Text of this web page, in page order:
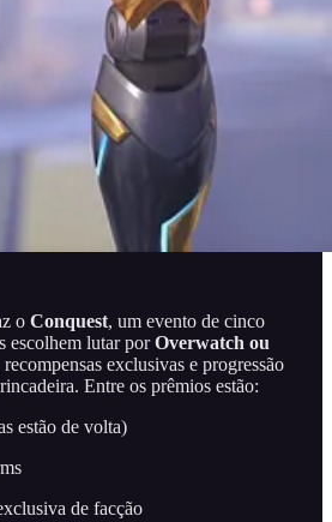
o Conquest, um evento de cinco
escolhem lutar porOverwatch ou
exclusivas e progressão
Entre os prêmios estão:
estão de volta)
de facção